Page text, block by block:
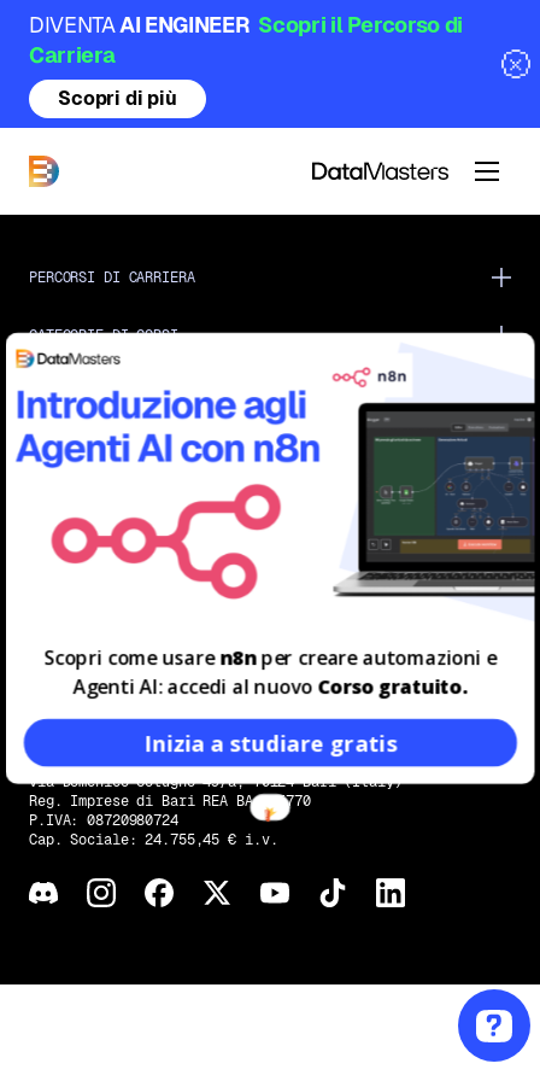
DIVENTAAI ENGINEER Scopri il Percorso di
Carriera
Scopri di più
DataMasters
PERCORSI DI CARRIERA
CATEGORIE DI CORSI
CHI SIAMO
COMMUNITY
PRIVACY
Data Masters S.R.L.
Via Domenico Cotugno 49/a, 70124 Bari (Italy)
Reg. Imprese di Bari REA BA-645770
P.IVA: 08720980724
Cap. Sociale: 24.755,45 € i.v.
Trovaci su
Scopri come usaren8nper creare automazioni e
Agenti AI: accedi al nuovo Corso gratuito.
Inizia a studiare gratis